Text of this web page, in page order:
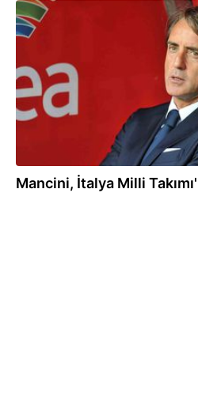
28.07.2026
Mancini, İtalya Milli